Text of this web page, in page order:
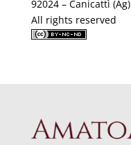
92024 – Canicattì (Ag)
All rights reserved